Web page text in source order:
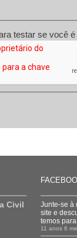
Civil
Junte-se à
site e
temos
11 anos 6